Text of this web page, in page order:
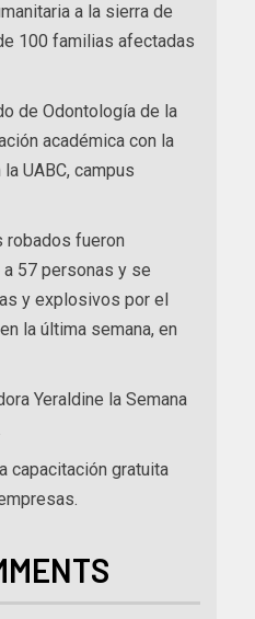
a la sierra de
100 familias afectadas
de Odontología de la
académica con la
UABC, campus
robados fueron
57 personas y se
y explosivos por el
la última semana, en
Yeraldine la Semana
capacitación gratuita